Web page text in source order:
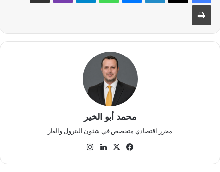
طباعة
محمد أبو الخير
محرر اقتصادي متخصص في شئون البترول والغاز
فيسبوك
‫X لينكدإن